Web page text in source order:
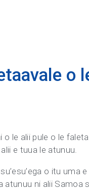
o
le alii pule o le
e tuua le atunuu.
o itu uma
ni alii Samoa